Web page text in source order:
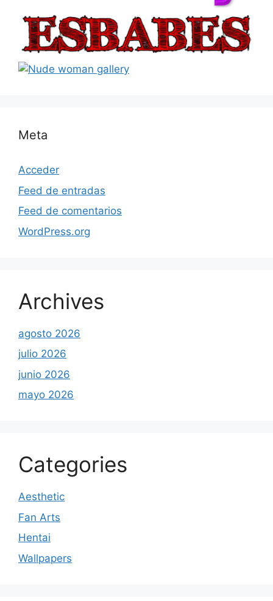
Meta
Acceder
Feed de entradas
Feed de comentarios
WordPress.org
Archives
agosto 2026
julio 2026
junio 2026
mayo 2026
Categories
Aesthetic
Fan Arts
Hentai
Wallpapers